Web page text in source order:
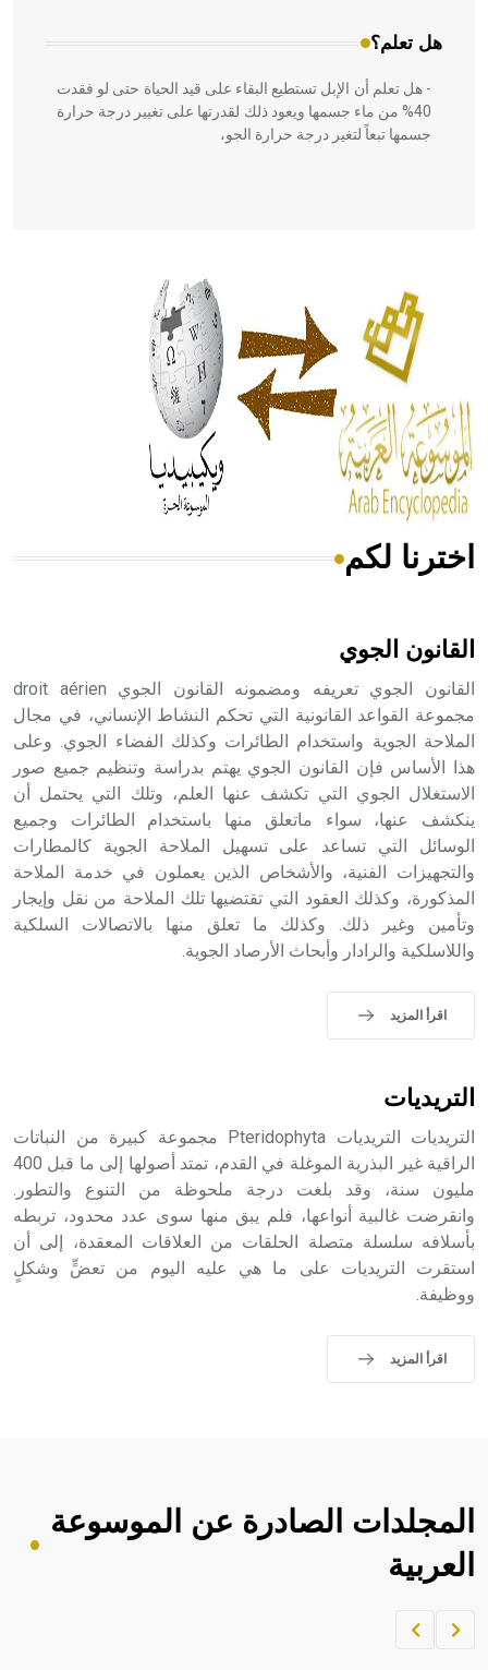
هل تعلم؟
- هل تعلم أن الإبل تستطيع البقاء على قيد الحياة حتى لو فقدت
40% من ماء جسمها ويعود ذلك لقدرتها على تغيير درجة حرارة
جسمها تبعاً لتغير درجة حرارة الجو،
الحكم، الأدلة، تنظيم التغذية، ورسالته في جروح الرأس. ويعود
له الفضل بأنه حرر الطب من الدين والفلسفة.
- هل تعلم أن المرجان إفراز حيواني يتكون في البحر ويتركب
من مادة كربونات الكلسيوم، وهو أحمر أو شديد الحمرة وهو
أجود أنواعه، ويمتاز بكبر الحجم ويسمى الش
هل تعلم أن الأبسيد كلمة فرنسية اللفظ تم اعتمادها مصطلحاً
- هل تعلم أن أبجر Abgar اسم معروف جيداً يعود إلى عدد من
الملوك الذين حكموا مدينة إديسا (الرها) من أبجر الأول وحتى
التاسع، وهم ينتسبون إلى أسرة أوسروين
- هل تعلم أن الأبجدية الكنعانية تتألف من /22/ علامة كتابية
sign تكتب منفصلة غير متصلة، وتعتمد المبدأ الأكوروفوني،
حيث تقتصر القيمة الصوتية للعلامة الك
اخترنا لكم
القانون الجوي
القانون الجوي تعريفه ومضمونه القانون الجوي droit aérien
مجموعة القواعد القانونية التي تحكم النشاط الإنساني، في مجال
الملاحة الجوية واستخدام الطائرات وكذلك الفضاء الجوي. وعلى
هذا الأساس فإن القانون الجوي يهتم بدراسة وتنظيم جميع صور
الاستغلال الجوي التي تكشف عنها العلم، وتلك التي يحتمل أن
ينكشف عنها، سواء ماتعلق منها باستخدام الطائرات وجميع
الوسائل التي تساعد على تسهيل الملاحة الجوية كالمطارات
والتجهيزات الفنية، والأشخاص الذين يعملون في خدمة الملاحة
المذكورة، وكذلك العقود التي تقتضيها تلك الملاحة من نقل وإيجار
وتأمين وغير ذلك. وكذلك ما تعلق منها بالاتصالات السلكية
واللاسلكية والرادار وأبحاث الأرصاد الجوية.
اقرأ المزيد
التريديات
التريديات التريديات Pteridophyta مجموعة كبيرة من النباتات
الراقية غير البذرية الموغلة في القدم، تمتد أصولها إلى ما قبل 400
مليون سنة، وقد بلغت درجة ملحوظة من التنوع والتطور.
وانقرضت غالبية أنواعها، فلم يبق منها سوى عدد محدود، تربطه
بأسلافه سلسلة متصلة الحلقات من العلاقات المعقدة، إلى أن
استقرت التريديات على ما هي عليه اليوم من تعضٍّ وشكلٍ
ووظيفة.
اقرأ المزيد
المجلدات الصادرة عن الموسوعة
العربية